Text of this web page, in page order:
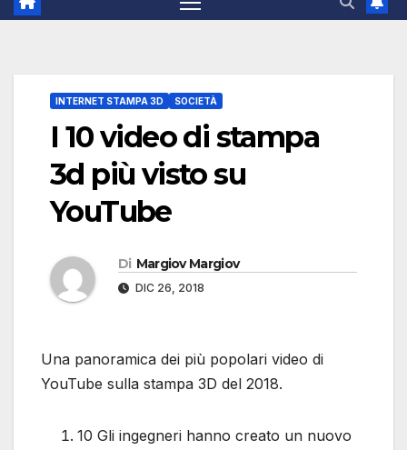
INTERNET STAMPA 3D SOCIETÀ
I 10 video di stampa
3d più visto su
YouTube
Di Margiov Margiov
DIC 26, 2018
Una panoramica dei più popolari video di
YouTube sulla stampa 3D del 2018.
10 Gli ingegneri hanno creato un nuovo